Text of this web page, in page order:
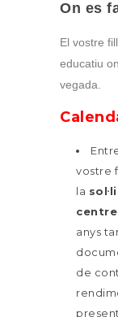
On es
El vostre
educatiu
vegada.
vostre
la
anys
de